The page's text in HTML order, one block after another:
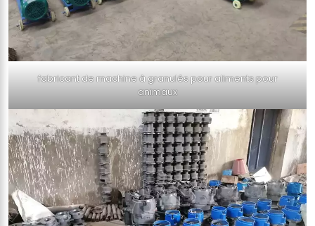
fabricant de machine à granulés pour aliments pour
animaux